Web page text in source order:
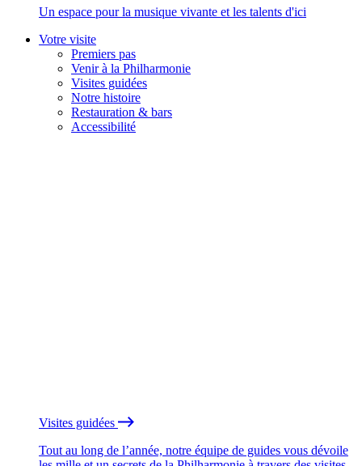
Un espace pour la musique vivante et les talents d'ici
Votre visite
Premiers pas
Venir à la Philharmonie
Visites guidées
Notre histoire
Restauration & bars
Accessibilité
Visites guidées
Tout au long de l’année, notre équipe de guides vous dévoile